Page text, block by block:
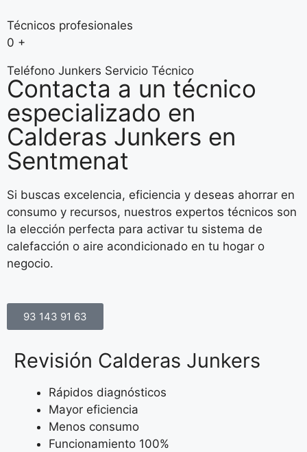
Técnicos profesionales
0 +
Teléfono Junkers Servicio Técnico
Contacta a un técnico
especializado en
Calderas Junkers en
Sentmenat
Si buscas excelencia, eficiencia y deseas ahorrar en
consumo y recursos, nuestros expertos técnicos son
la elección perfecta para activar tu sistema de
calefacción o aire acondicionado en tu hogar o
negocio.
93 143 91 63
Revisión Calderas Junkers
Rápidos diagnósticos
Mayor eficiencia
Menos consumo
Funcionamiento 100%